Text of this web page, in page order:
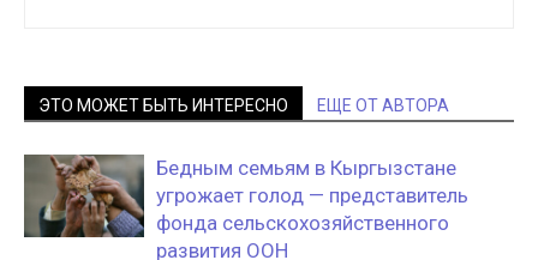
ЭТО МОЖЕТ БЫТЬ ИНТЕРЕСНО ЕЩЕ ОТ АВТОРА
Бедным семьям в Кыргызстане
угрожает голод — представитель
фонда сельскохозяйственного
развития ООН